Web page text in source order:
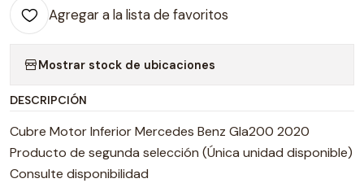
Agregar a la lista de favoritos
Mostrar stock de ubicaciones
DESCRIPCIÓN
Cubre Motor Inferior Mercedes Benz Gla200 2020
Producto de segunda selección (Única unidad disponible)
Consulte disponibilidad